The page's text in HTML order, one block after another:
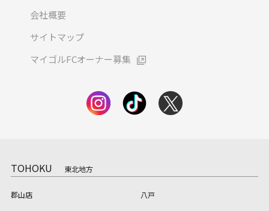
会社概要
サイトマップ
マイゴルFCオーナー募集
TOHOKU 東北地方
郡山店 八戸